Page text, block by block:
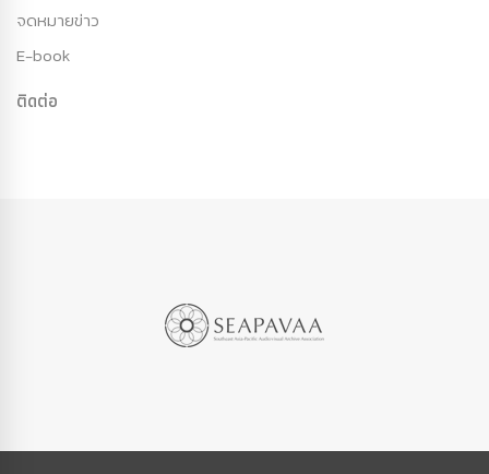
จดหมายข่าว
E-book
ติดต่อ